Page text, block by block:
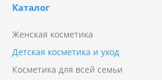
Каталог
Женская косметика
Детская косметика и уход
Косметика для всей семьи